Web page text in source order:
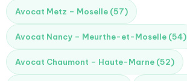
Avocat Metz – Moselle (57)
Avocat Nancy – Meurthe-et-Moselle (54)
Avocat Chaumont – Haute-Marne (52)